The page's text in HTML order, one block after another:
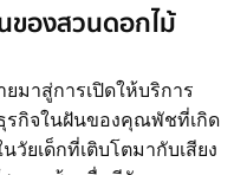
ของสวนดอกไม้
มาสู่การเปิดให้บริการ
รกิจในฝันของคุณพัชที่เกิด
ยเด็กที่เติบโตมากับเสียง